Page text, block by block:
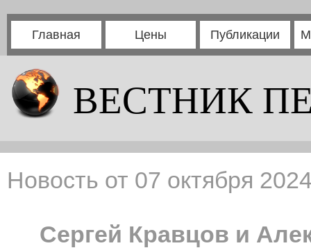
Главная Цены Публикации
ВЕСТНИК
Новость от 07 октября
Сергей Кравцов и